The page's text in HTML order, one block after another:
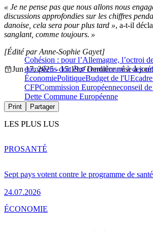
« Je ne pense pas que nous allons nous
discussions approfondies sur les chiffres
danoise, cela sera pour plus tard », a-t-il
sanglant, comme toujours. »
Cohésion : pour l’Allemagne, l’octroi
européens doit être conditionné à des
[Édité par Anne-Sophie Gayet]
Jun 17, 2025 - 15:19
Dernière mise à
ÉconomiePolitiqueBudget de l'UE
CFPCommission Européenneconseil
Dette Commune Européenne
Print Partager
LES PLUS LUS
Sept pays votent contre le programme de
24.07.2026
PROSANTÉ
ÉCONOMIE